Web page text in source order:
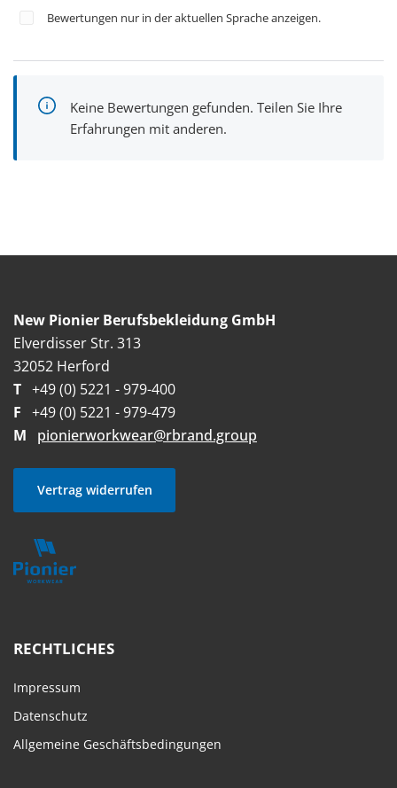
Bewertungen nur in der aktuellen Sprache anzeigen.
Keine Bewertungen gefunden. Teilen Sie Ihre
Erfahrungen mit anderen.
New Pionier Berufsbekleidung GmbH
Elverdisser Str. 313
32052 Herford
T +49 (0) 5221 - 979-400
F +49 (0) 5221 - 979-479
M
pionierworkwear@rbrand.group
Vertrag widerrufen
RECHTLICHES
Impressum
Datenschutz
Allgemeine Geschäftsbedingungen